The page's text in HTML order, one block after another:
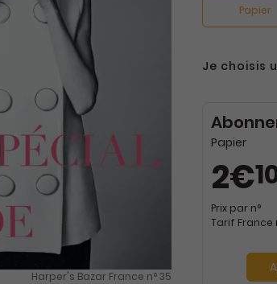
Harper's Bazar France n° 35
Papier
Je choisis
Papier
2€
Prix par n°
Tarif